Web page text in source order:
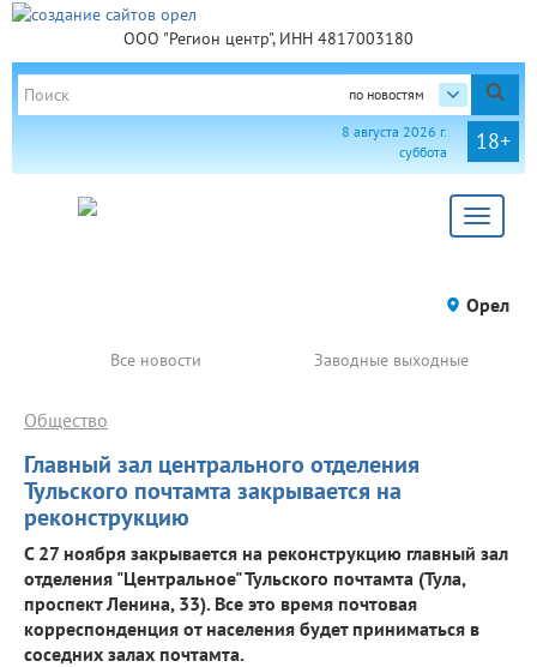
ООО "Регион центр", ИНН 4817003180
по новостям
18+
8 августа 2026 г.
суббота
Toggle
Орел
Все новости Заводные выходные
Главный зал центрального отделения
Тульского почтамта закрывается на
реконструкцию
Общество
С 27 ноября закрывается на реконструкцию главный зал
отделения "Центральное" Тульского почтамта (Тула,
проспект Ленина, 33). Все это время почтовая
корреспонденция от населения будет приниматься в
соседних залах почтамта.